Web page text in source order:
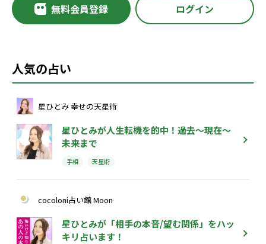
無料会員登録 ログイン
人気の占い
星ひとみ 幸せの天星術
星ひとみが人生転機を的中！過去～現在～
未来まで
手相 天星術
cocoloni占い館 Moon
星ひとみが「相手の本音/望む関係」をハッ
キリ占います！